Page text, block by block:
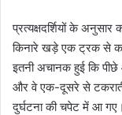
प्रत्यक्षदर्शियों के
किनारे खड़े एक ट्रक से
इतनी अचानक हुई कि पीछे
और वे एक-दूसरे से
दुर्घटना की चपेट में आ गए।